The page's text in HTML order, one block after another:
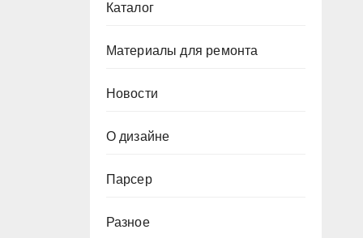
Каталог
Материалы для ремонта
Новости
О дизайне
Парсер
Разное